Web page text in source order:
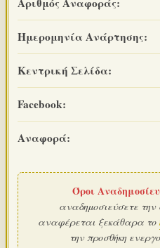
Ημερομηνία Ανάρτησης:
Κεντρική Σελίδα:
Facebook:
Αναφορά:
Όροι
αναδημοσιεύσετε
αναφέρεται ξεκάθαρα το
την προσθήκη